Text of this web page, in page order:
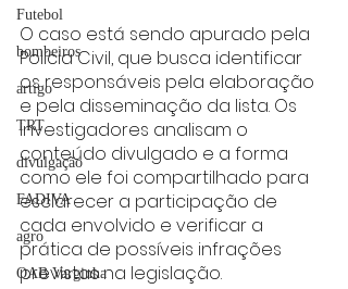
Futebol
bombeiros
artigo
TRT
divulgação
FADIVA
agro
OAB Varginha
O caso está sendo apurado pela
Polícia Civil, que busca identificar
os responsáveis pela elaboração
e pela disseminação da lista. Os
investigadores analisam o
conteúdo divulgado e a forma
como ele foi compartilhado para
esclarecer a participação de
cada envolvido e verificar a
prática de possíveis infrações
previstas na legislação.